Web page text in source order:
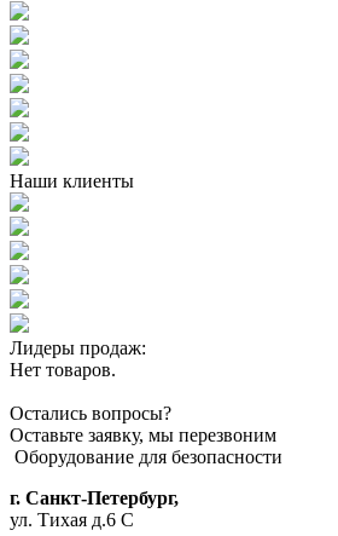
Наши клиенты
Лидеры продаж:
Нет товаров.
Остались вопросы?
Оставьте заявку, мы перезвоним
Оборудование для безопасности
г. Санкт-Петербург,
ул. Тихая д.6 С